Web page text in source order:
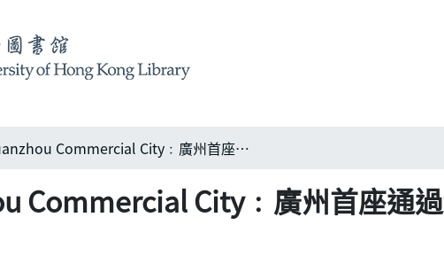
廣州商業城 Guanzhou Commercial City﹕廣州首座通過發行股票由社會集資興建的商業中心
Commercial City﹕廣州首座通